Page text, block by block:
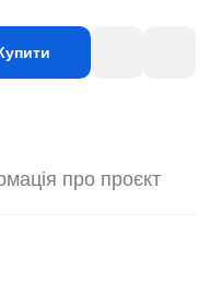
про проєкт